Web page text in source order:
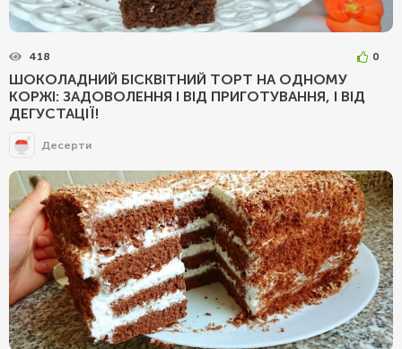
418 0
ШОКОЛАДНИЙ БІСКВІТНИЙ ТОРТ НА ОДНОМУ
КОРЖІ: ЗАДОВОЛЕННЯ І ВІД ПРИГОТУВАННЯ, І ВІД
ДЕГУСТАЦІЇ!
Десерти